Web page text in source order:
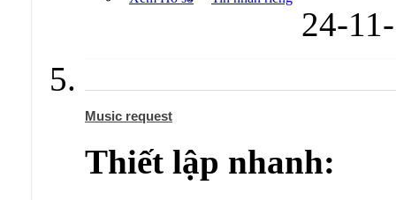
24-
Music request
Thiết lập nhanh: